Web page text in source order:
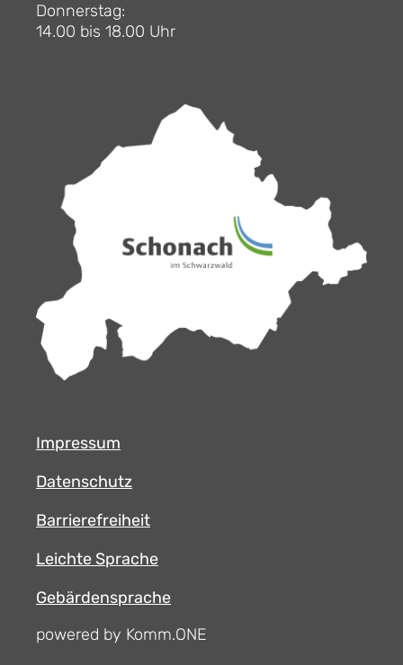
Donnerstag:
14.00 bis 18.00 Uhr
Impressum
Datenschutz
Barrierefreiheit
Leichte Sprache
Gebärdensprache
powered by Komm.ONE